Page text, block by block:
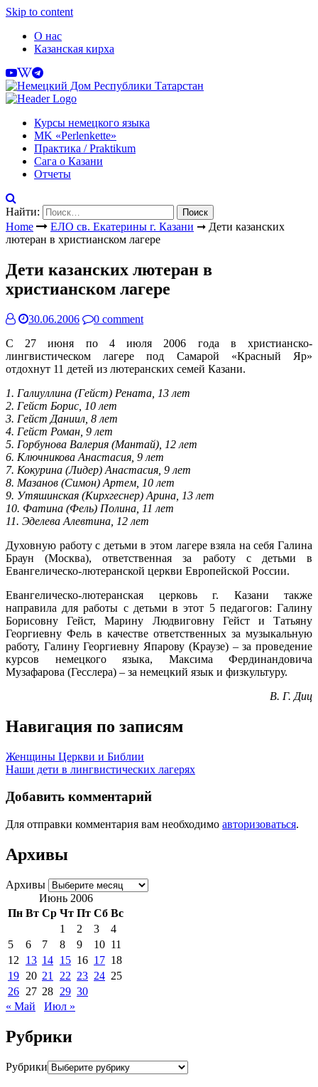
Skip to content
О нас
Казанская кирха
Курсы немецкого языка
МK «Perlenkette»
Практика / Praktikum
Сага о Казани
Отчеты
Найти:
Home
ЕЛО св. Екатерины г. Казани ➞ Дети казанских
лютеран в христианском лагере
Дети казанских лютеран в
христианском лагере
30.06.2006
0 comment
С 27 июня по 4 июля 2006 года в христианско-
лингвистическом лагере под Самарой «Красный Яр»
отдохнут 11 детей из лютеранских семей Казани.
1. Галиуллина (Гейст) Рената, 13 лет
2. Гейст Борис, 10 лет
3. Гейст Даниил, 8 лет
4. Гейст Роман, 9 лет
5. Горбунова Валерия (Мантай), 12 лет
6. Ключникова Анастасия, 9 лет
7. Кокурина (Лидер) Анастасия, 9 лет
8. Мазанов (Симон) Артем, 10 лет
9. Утяшинская (Кирхгеснер) Арина, 13 лет
10. Фатина (Фель) Полина, 11 лет
11. Эделева Алевтина, 12 лет
Духовную работу с детьми в этом лагере взяла на себя Галина
Браун (Москва), ответственная за работу с детьми в
Евангелическо-лютеранской церкви Европейской России.
Евангелическо-лютеранская церковь г. Казани также
направила для работы с детьми в этот 5 педагогов: Галину
Борисовну Гейст, Марину Людвиговну Гейст и Татьяну
Георгиевну Фель в качестве ответственных за музыкальную
работу, Галину Георгиевну Япарову (Краузе) – за проведение
курсов немецкого языка, Максима Фердинандовича
Музафарова (Гесслера) – за немецкий язык и физкультуру.
В. Г. Диц
Навигация по записям
Женщины Церкви и Библии
Наши дети в лингвистических лагерях
Добавить комментарий
Для отправки комментария вам необходимо авторизоваться.
Архивы
Архивы
Июнь 2006
Пн Вт Ср Чт Пт Сб Вс
1
2 3
4
5
6 7 8 9 10 11
12
13 14 15 16 17 18
19 20 21 22 23 24 25
26 27 28 29 30
« Май
Июл »
Рубрики
Рубрики